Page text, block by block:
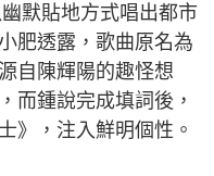
默貼地方式唱出都市
肥透露，歌曲原名為
自陳輝陽的趣怪想
而鍾說完成填詞後，
》，注入鮮明個性。